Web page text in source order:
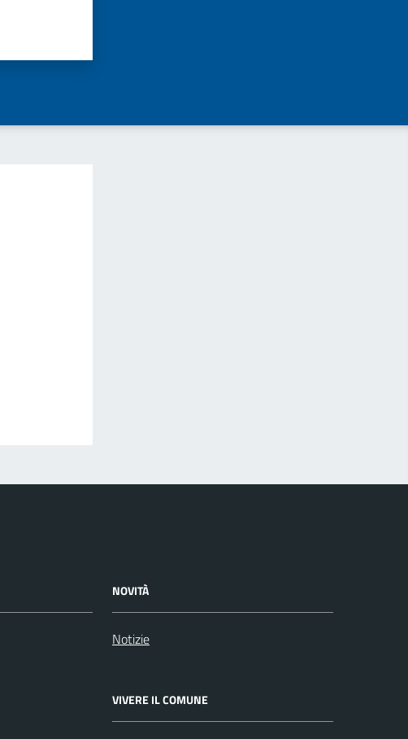
NOVITÀ
Notizie
VIVERE IL COMUNE